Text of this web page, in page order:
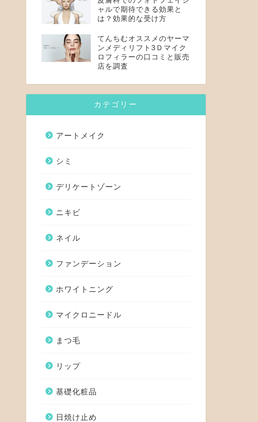
ャルで期待できる効果と
は？効果的な受け方
てんちむオススメのヤーマ
ンメディリフト3Ｄマイク
ロフィラーの口コミと販売
店を調査
カテゴリー
アートメイク
シミ
デリケートゾーン
ニキビ
ネイル
ファンデーション
ホワイトニング
マイクロニードル
まつ毛
リップ
基礎化粧品
日焼け止め